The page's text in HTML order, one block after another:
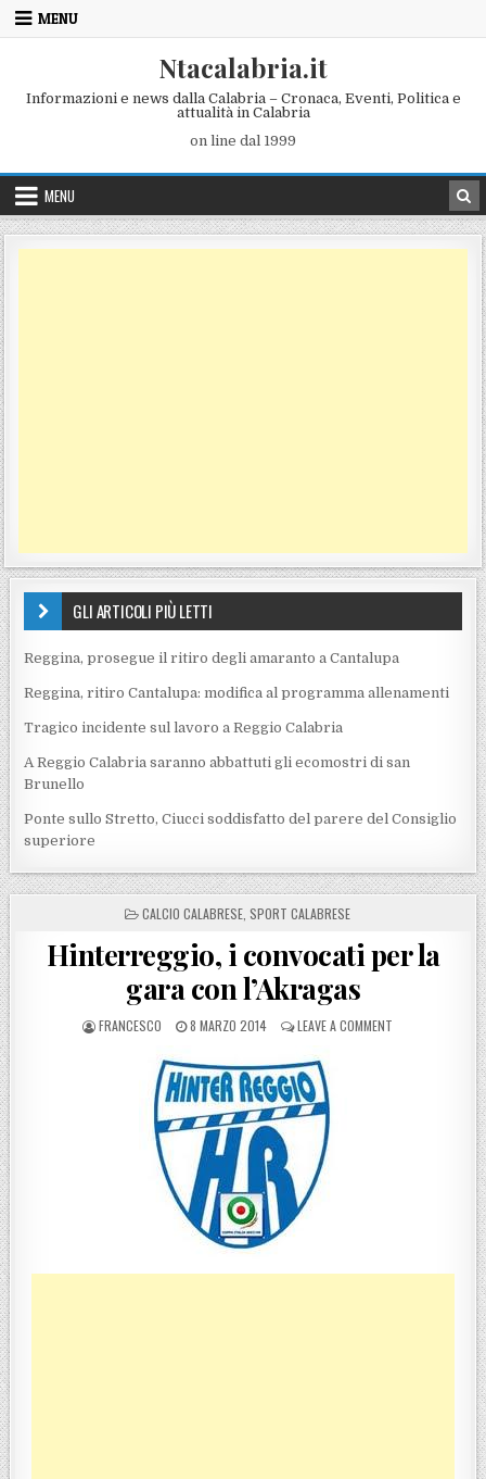
Skip to content
MENU
Ntacalabria.it
Informazioni e news dalla Calabria – Cronaca, Eventi, Politica e
attualità in Calabria
on line dal 1999
MENU
GLI ARTICOLI PIÙ LETTI
Reggina, prosegue il ritiro degli amaranto a Cantalupa
Reggina, ritiro Cantalupa: modifica al programma allenamenti
Tragico incidente sul lavoro a Reggio Calabria
A Reggio Calabria saranno abbattuti gli ecomostri di san
Brunello
Ponte sullo Stretto, Ciucci soddisfatto del parere del Consiglio
superiore
POSTED IN
CALCIO CALABRESE SPORT CALABRESE
Hinterreggio, i convocati per la
gara con l’Akragas
POSTED BY
FRANCESCO POSTED ON
8 MARZO 2014 LEAVE A COMMENT ON